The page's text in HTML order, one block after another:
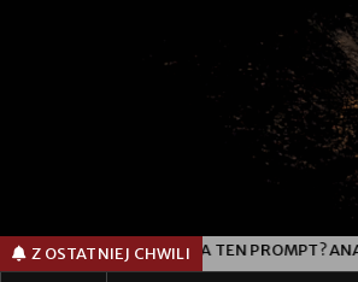
Z OSTATNIEJ CHWILI
JAK DZIAŁA TEN PROMPT?